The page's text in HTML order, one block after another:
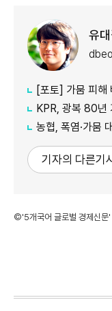
유
[포토] 가뭄 피해
KPR, 광복 80년
농협, 폭염·가뭄 대응
기자의 다른기
©'5개국어 글로벌 경제신문'